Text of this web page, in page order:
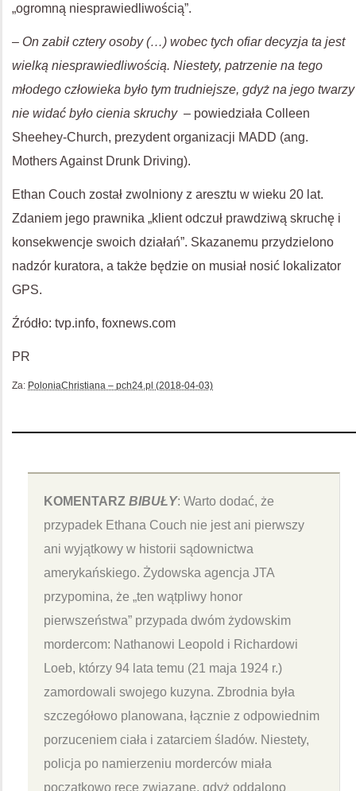
„ogromną niesprawiedliwością”.
– On zabił cztery osoby (…) wobec tych ofiar decyzja ta jest
wielką niesprawiedliwością. Niestety, patrzenie na tego
młodego człowieka było tym trudniejsze, gdyż na jego twarzy
nie widać było cienia skruchy– powiedziała Colleen
Sheehey-Church, prezydent organizacji MADD (ang.
Mothers Against Drunk Driving).
Ethan Couch został zwolniony z aresztu w wieku 20 lat.
Zdaniem jego prawnika „klient odczuł prawdziwą skruchę i
konsekwencje swoich działań”. Skazanemu przydzielono
nadzór kuratora, a także będzie on musiał nosić lokalizator
GPS.
Źródło: tvp.info, foxnews.com
PR
Za: PoloniaChristiana – pch24.pl (2018-04-03)
KOMENTARZ BIBUŁY: Warto dodać, że
przypadek Ethana Couch nie jest ani pierwszy
ani wyjątkowy w historii sądownictwa
amerykańskiego. Żydowska agencja JTA
przypomina, że „ten wątpliwy honor
pierwszeństwa” przypada dwóm żydowskim
mordercom: Nathanowi Leopold i Richardowi
Loeb, którzy 94 lata temu (21 maja 1924 r.)
zamordowali swojego kuzyna. Zbrodnia była
szczegółowo planowana, łącznie z odpowiednim
porzuceniem ciała i zatarciem śladów. Niestety,
policja po namierzeniu morderców miała
początkowo ręce związane, gdyż oddalono